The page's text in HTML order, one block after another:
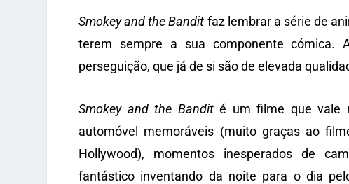
Smokey and the Bandit faz lembrar a série de
terem sempre a sua componente cómica.
perseguição, que já de si são de elevada
Smokey and the Bandité um filme que vale
automóvel memoráveis (muito graças ao
Hollywood), momentos inesperados de
fantástico inventando da noite para o dia